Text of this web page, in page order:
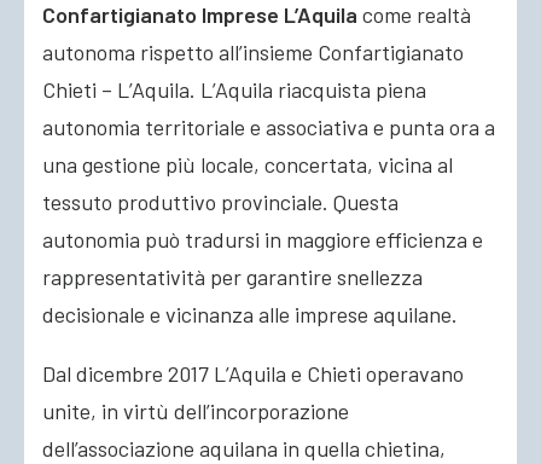
Confartigianato Imprese L’Aquila come realtà
autonoma rispetto all’insieme Confartigianato
Chieti – L’Aquila. L’Aquila riacquista piena
autonomia territoriale e associativa e punta ora a
una gestione più locale, concertata, vicina al
tessuto produttivo provinciale. Questa
autonomia può tradursi in maggiore efficienza e
rappresentatività per garantire snellezza
decisionale e vicinanza alle imprese aquilane.
Dal dicembre 2017 L’Aquila e Chieti operavano
unite, in virtù dell’incorporazione
dell’associazione aquilana in quella chietina,